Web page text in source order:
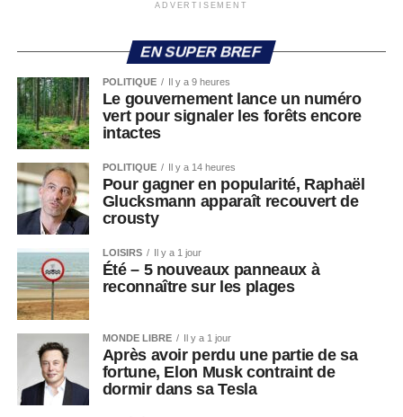
ADVERTISEMENT
EN SUPER BREF
POLITIQUE Il y a 9 heures
Le gouvernement lance un numéro
vert pour signaler les forêts encore
intactes
POLITIQUE Il y a 14 heures
Pour gagner en popularité, Raphaël
Glucksmann apparaît recouvert de
crousty
LOISIRS Il y a 1 jour
Été – 5 nouveaux panneaux à
reconnaître sur les plages
MONDE LIBRE Il y a 1 jour
Après avoir perdu une partie de sa
fortune, Elon Musk contraint de
dormir dans sa Tesla